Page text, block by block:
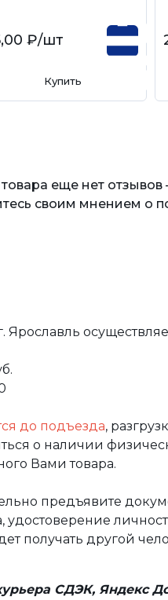
₽/шт
Купить
товара еще нет
своим мнением о
Ярославль
до подъезда,
о наличии
Вами товара.
предъявите
удостоверение
получать другой
СДЭК, Яндекс